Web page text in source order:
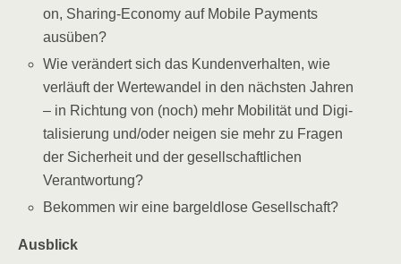
on, Sha­ring-Eco­no­my auf Mobi­le Pay­ments
ausüben?
Wie ver­än­dert sich das Kun­den­ver­hal­ten, wie
ver­läuft der Wer­te­wan­del in den nächs­ten Jah­ren
– in Rich­tung von (noch) mehr Mobi­li­tät und Digi­
ta­li­sie­rung und/​oder nei­gen sie mehr zu Fra­gen
der Sicher­heit und der gesell­schaft­li­chen
Verantwortung?
Bekom­men wir eine bar­geld­lo­se Gesellschaft?
Aus­blick